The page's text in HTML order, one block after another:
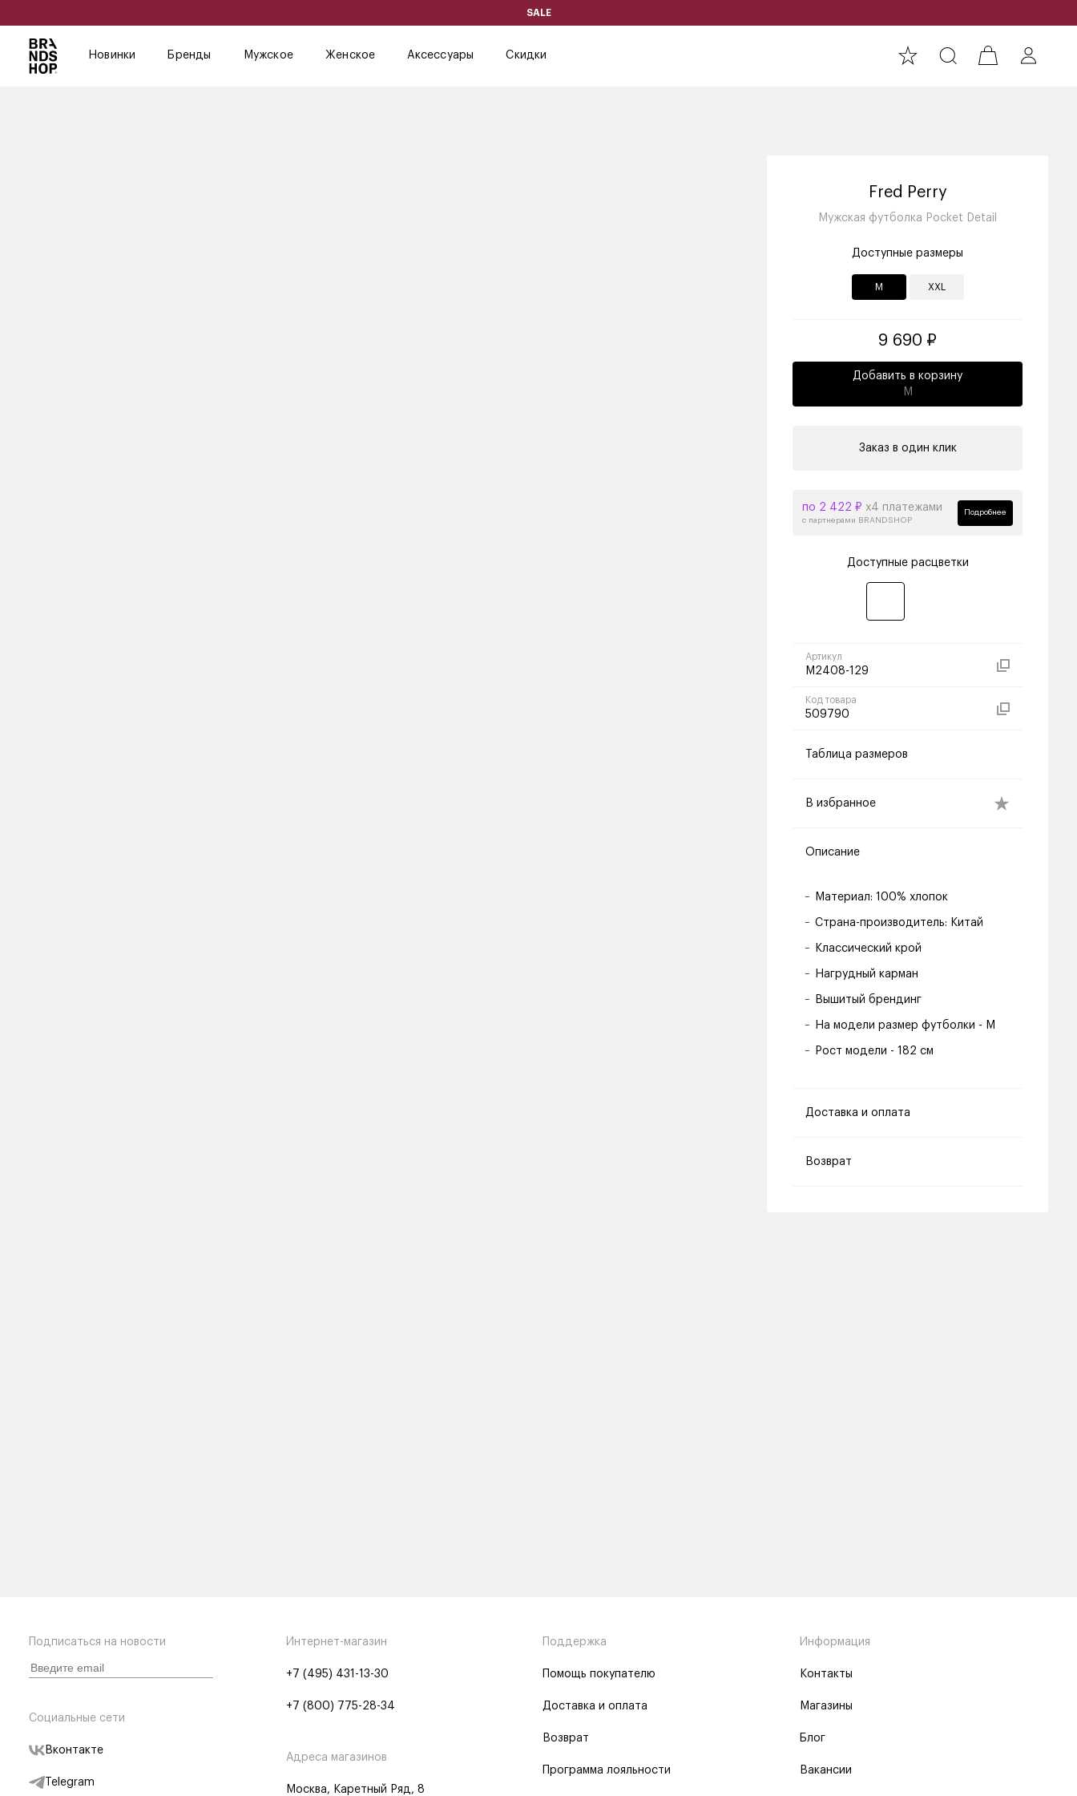
SALE
Новинки Бренды Мужское Женское Аксессуары Скидки
Fred Perry
Мужская футболка Pocket Detail
Доступные размеры
M XXL
9 690 ₽
Добавить в корзину
M
Заказ в один клик
по 2 422 ₽ х4 платежами
с партнерами BRANDSHOP
Подробнее
Доступные расцветки
Артикул
M2408-129
Код товара
509790
Таблица размеров
В избранное
Описание
Материал: 100% хлопок
Страна-производитель: Китай
Классический крой
Нагрудный карман
Вышитый брендинг
На модели размер футболки - M
Рост модели - 182 см
Доставка и оплата
Возврат
Подписаться на новости
Социальные сети
Вконтакте
Telegram
Интернет-магазин
+7 (495) 431-13-30
+7 (800) 775-28-34
Адреса магазинов
Москва, Каретный Ряд, 8
Поддержка
Помощь покупателю
Доставка и оплата
Возврат
Программа лояльности
Информация
Контакты
Магазины
Блог
Вакансии